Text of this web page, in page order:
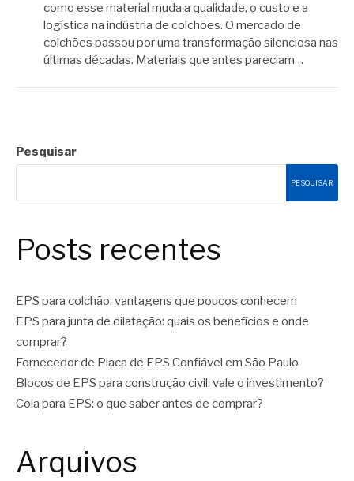
como esse material muda a qualidade, o custo e a
logística na indústria de colchões. O mercado de
colchões passou por uma transformação silenciosa nas
últimas décadas. Materiais que antes pareciam…
Pesquisar
PESQUISAR
Posts recentes
EPS para colchão: vantagens que poucos conhecem
EPS para junta de dilatação: quais os benefícios e onde
comprar?
Fornecedor de Placa de EPS Confiável em São Paulo
Blocos de EPS para construção civil: vale o investimento?
Cola para EPS: o que saber antes de comprar?
Arquivos